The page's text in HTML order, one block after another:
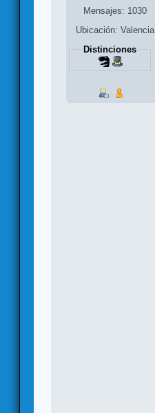
Mensajes: 1030
Ubicación: Valencia
Distinciones